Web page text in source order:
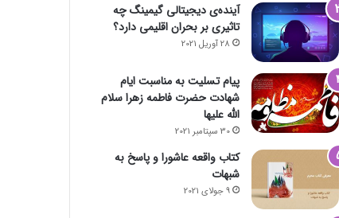
آینده‌ی دیجیتالی گیمینگ چه
تاثیری بر بحران اقلیمی دارد؟
28 آوریل 2021
پیام تسلیت به مناسبت ایام
شهادت حضرت فاطمه زهرا سلام
الله علیها
30 سپتامبر 2021
کتاب واقعه عاشورا و پاسخ به
شبهات
9 جولای 2021